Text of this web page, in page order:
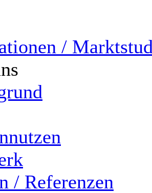
/
/ Referenzen